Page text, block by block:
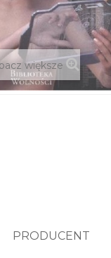
większe
PRODUCENT